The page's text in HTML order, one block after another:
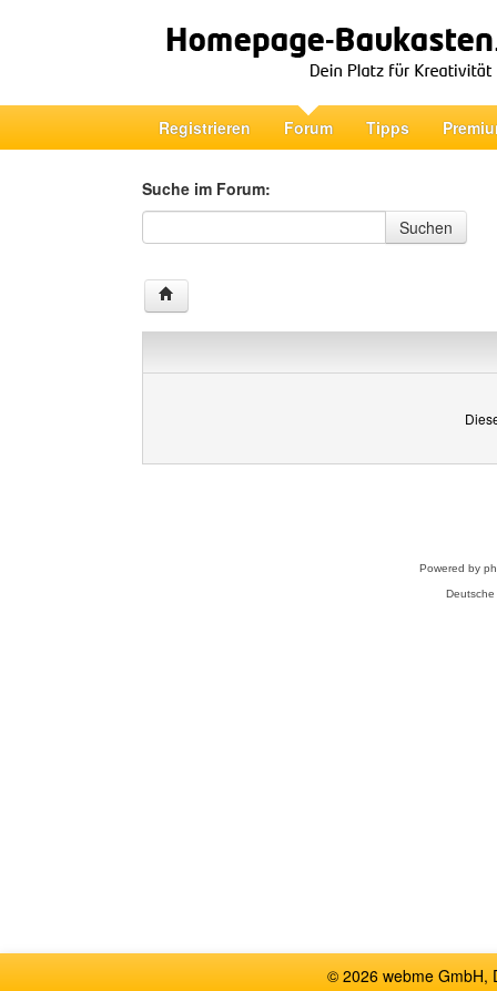
Registrieren Forum Tipps
Suche im Forum:
Suche im Forum
Suchen
Powered by
© 2026 webme GmbH,